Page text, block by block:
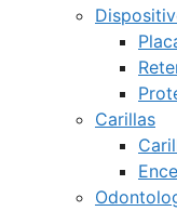
Carillas